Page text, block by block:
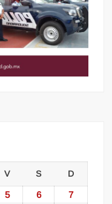
V S D
5 6
7